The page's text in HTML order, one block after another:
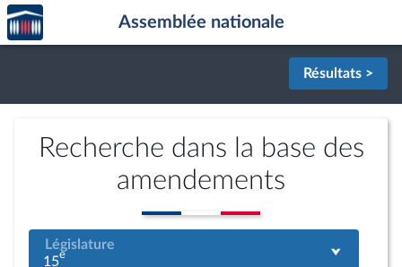
Aller au contenu
Aller en bas de la page
Accèder
à la
page
Assemblée nationale
Résultats >
Recherche dans la base des
amendements
Législature
15e